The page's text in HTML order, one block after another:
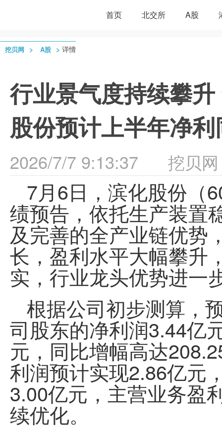
首页 北交所 A股
挖贝网 > A股 > 详情
行业景气度持续攀
股份预计上半年净
2026/7/7 9:13:37 挖贝网
7月6日，滨化股份（
绩预告，依托生产装置
及完善的全产业链优势
长，盈利水平大幅攀升
实，行业龙头优势进一
根据公司初步测算，
司股东的净利润3.44亿
元，同比增幅高达
利润预计实现2.86亿元
3.00亿元，主营业务盈
续优化。